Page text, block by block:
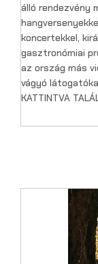
álló rendezvény
koncertekkel,
gasztronómiai
az ország más
vágyó
KATTINTVA